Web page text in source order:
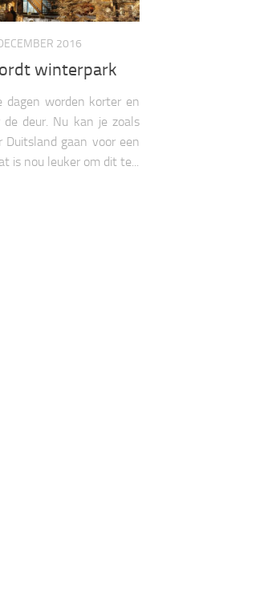
2016
winterpark
dagen worden korter en
deur. Nu kan je zoals
Duitsland gaan voor een
is nou leuker om dit te...